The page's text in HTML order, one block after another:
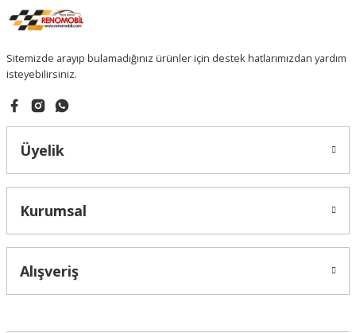
Sitemizde arayıp bulamadığınız ürünler için destek hatlarımızdan yardım
isteyebilirsiniz.
Üyelik
Kurumsal
Alışveriş